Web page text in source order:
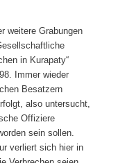
weitere Grabungen
in Kurapaty“
Immer wieder
Besatzern
also untersucht,
Offiziere
sein sollen.
verliert sich hier in